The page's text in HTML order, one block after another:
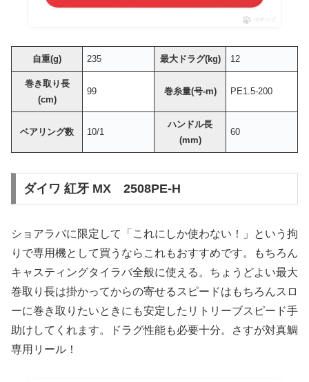
ポチップ
自重(g) 235 最大ドラグ(kg) 12
巻き取り長
(cm)
99 巻糸量(号-m) PE1.5-200
ベアリング数 10/1
ハンドル長
(mm)
60
ダイワ 紅牙 MX 2508PE-H
ショアラバに限定して「これにしか使わない！」という拘
りで専用機として買うならこれもおすすめです。もちろん
キャスティングタイラバ全般に使える。ちょうどよい最大
巻取り長は掛かってからの寄せるスピードはもちろんスロ
ーに巻き取りたいときにも安定したリトリーブスピード手
助けしてくれます。ドラグ性能も必要十分。さすが対真鯛
専用リール！